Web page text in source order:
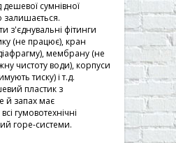
сумнівної
з'єднувальні фітинги
(не працює), кран
мембрану (не
чистоту води), корпуси
тиску) і т.д.
пластик з
й запах має
гумовотехнічні
горе-системи.